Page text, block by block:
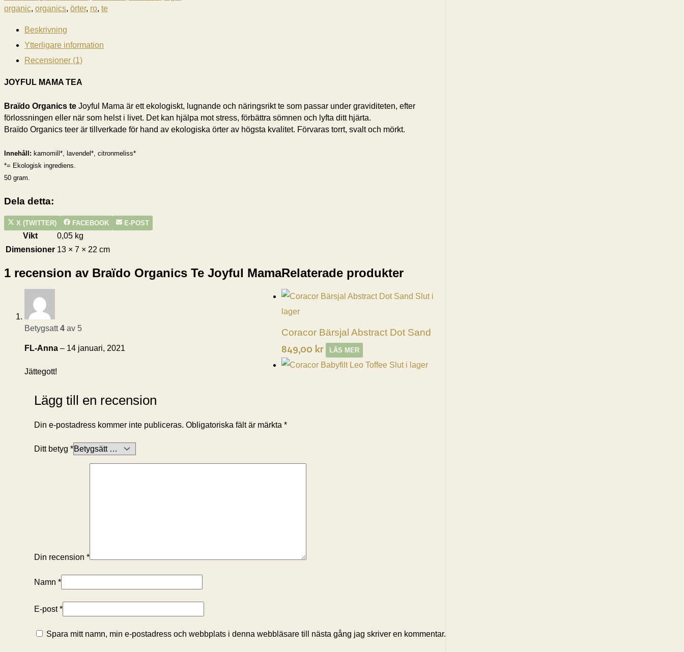
organic, organics, örter, ro, te
Beskrivning
Ytterligare information
Recensioner (1)
JOYFUL MAMA TEA
Braïdo Organics te Joyful Mama är ett ekologiskt, lugnande och näringsrikt te som passar under graviditeten, efter
förlossningen eller när som helst i livet. Det kan hjälpa mot stress, förbättra sömnen och lyfta ditt hjärta.
Braïdo Organics teer är tillverkade för hand av ekologiska örter av högsta kvalitet. Förvaras torrt, svalt och mörkt.
Innehåll: kamomill*, lavendel*, citronmeliss*
*= Ekologisk ingrediens.
50 gram.
Dela detta:
DELA
PÅ
X (TWITTER)
DELA
PÅ
FACEBOOK
DELA
PÅ
E-POST
Vikt
0,05 kg
Dimensioner 13 × 7 × 22 cm
1 recension av Braïdo Organics Te Joyful Mama
Betygsatt4 av 5
FL-Anna – 14 januari, 2021
Jättegott!
Lägg till en recension
Din e-postadress kommer inte publiceras. Obligatoriska fält är märkta *
Ditt betyg *
Din recension *
Namn *
E-post*
Spara mitt namn, min e-postadress och webbplats i denna webbläsare till nästa gång jag skriver en kommentar.
Relaterade produkter
Slut i
lager
Coracor Bärsjal Abstract Dot Sand
849,00 kr LÄS MER
Slut i lager